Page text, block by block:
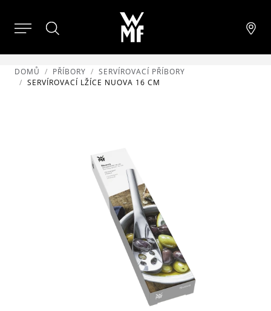
DOMŮ PŘÍBORY
SERVÍROVACÍ PŘÍBORY
SERVÍROVACÍ LŽÍCE NUOVA 16 CM